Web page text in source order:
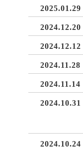
2025.01.29
2024.12.20
2024.12.12
2024.11.28
2024.11.14
2024.10.31
2024.10.24